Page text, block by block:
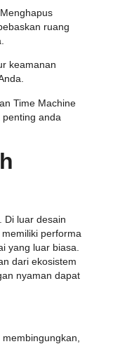
ruang
keamanan
Time Machine
anda
Di luar desain
performa
yang luar biasa.
dari ekosistem
nyaman dapat